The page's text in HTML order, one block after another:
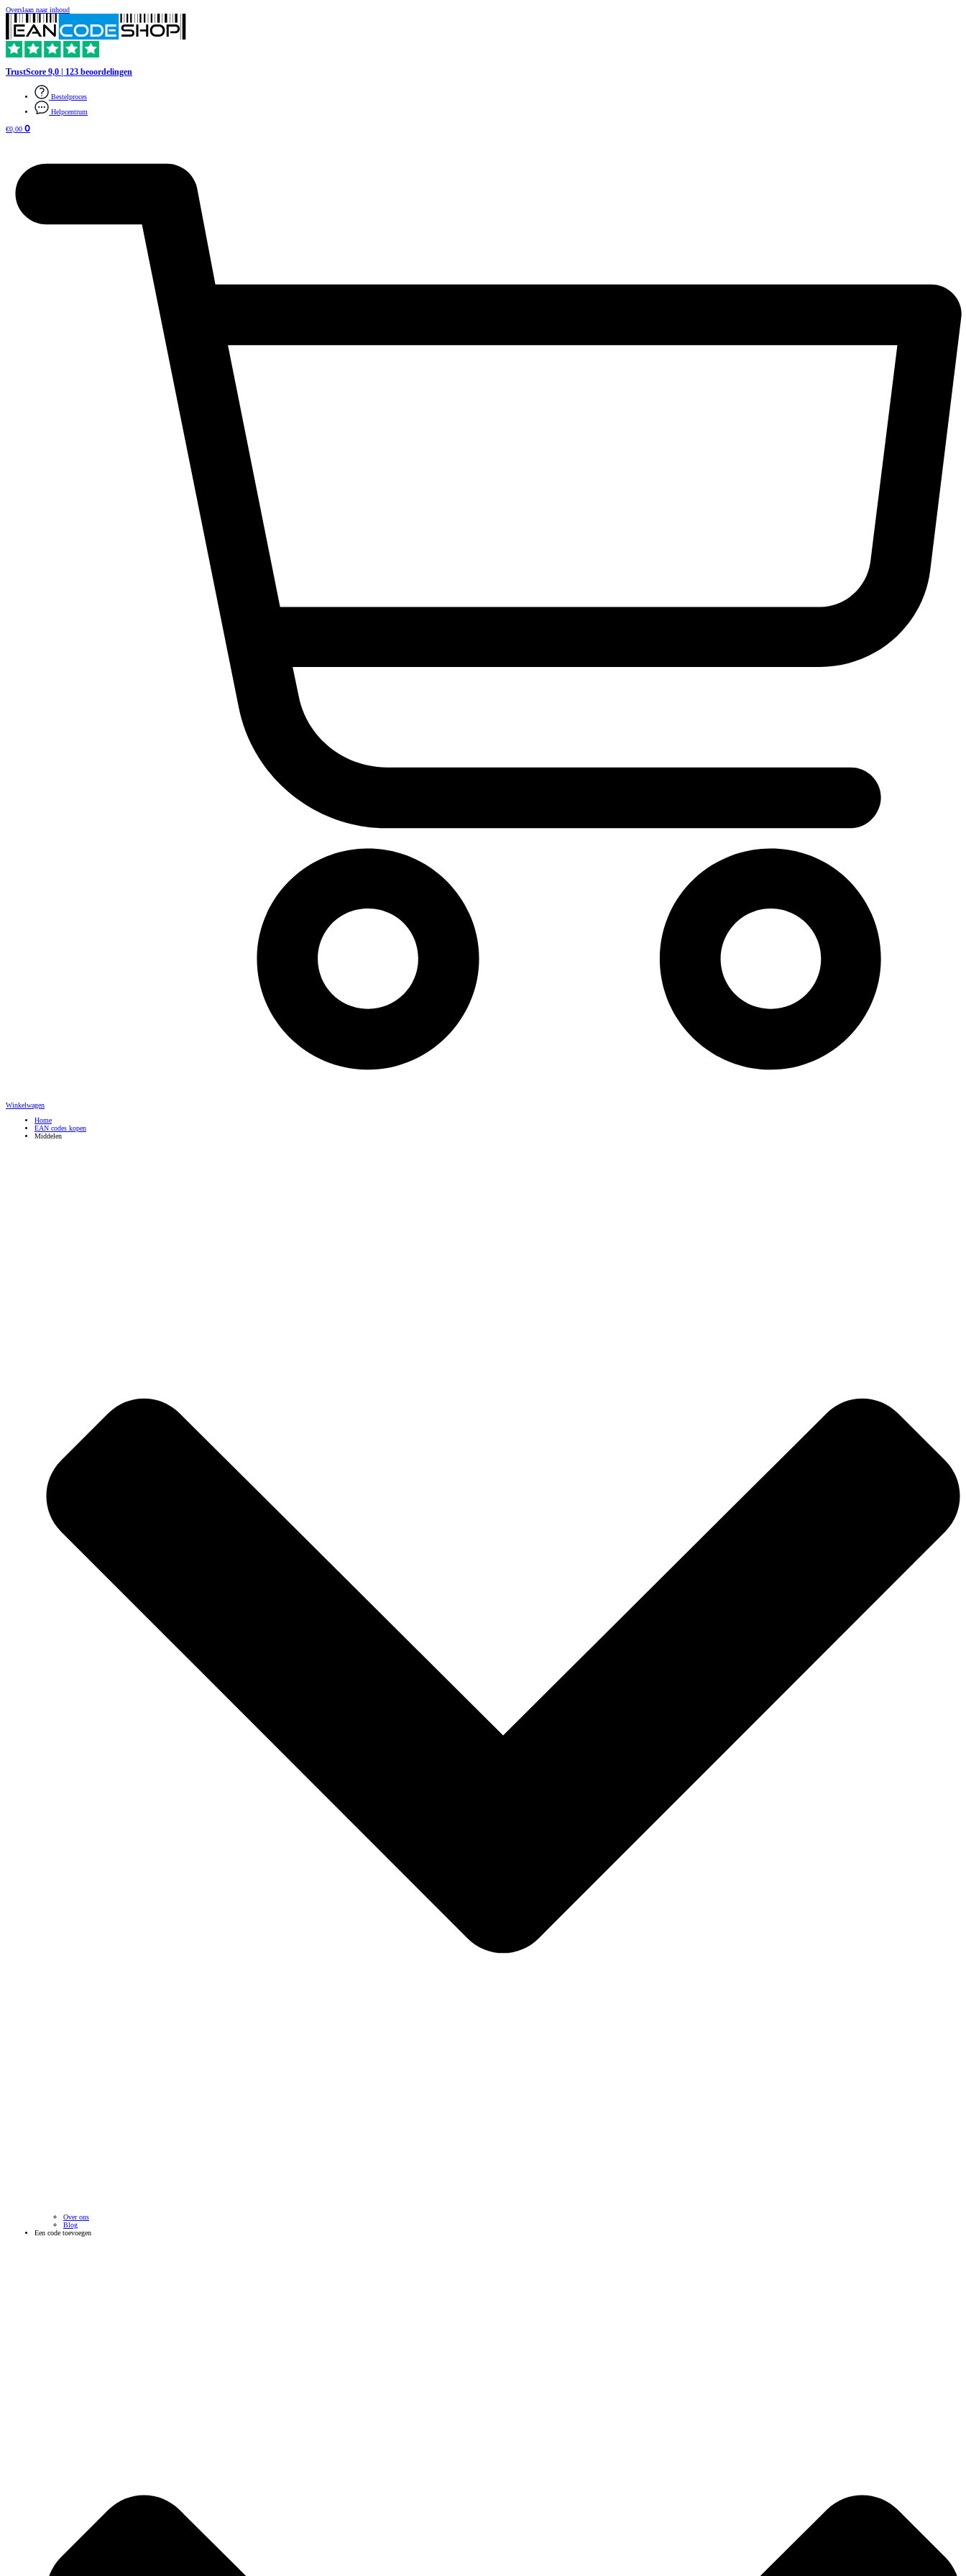
Overslaan naar inhoud
TrustScore 9,0 | 123 beoordelingen
Bestelproces
Helpcentrum
€0,00 0
Winkelwagen
Home
EAN codes kopen
Middelen
Over ons
Blog
Een code toevoegen